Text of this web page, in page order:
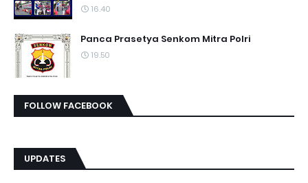
16.40
Panca Prasetya Senkom Mitra Polri
19.50
FOLLOW FACEBOOK
UPDATES